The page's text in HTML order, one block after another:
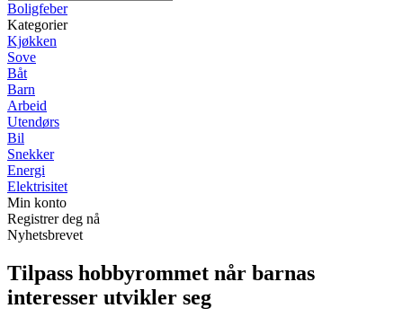
Boligfeber
Kategorier
Kjøkken
Sove
Båt
Barn
Arbeid
Utendørs
Bil
Snekker
Energi
Elektrisitet
Min konto
Registrer deg nå
Nyhetsbrevet
Tilpass hobbyrommet når barnas
interesser utvikler seg